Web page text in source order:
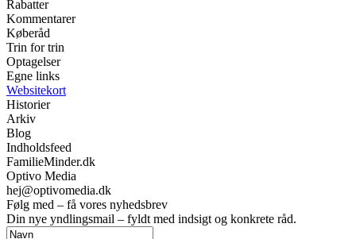
Rabatter
Kommentarer
Køberåd
Trin for trin
Optagelser
Egne links
Websitekort
Historier
Arkiv
Blog
Indholdsfeed
FamilieMinder.dk
Optivo Media
hej@optivomedia.dk
Følg med – få vores nyhedsbrev
Din nye yndlingsmail – fyldt med indsigt og konkrete råd.